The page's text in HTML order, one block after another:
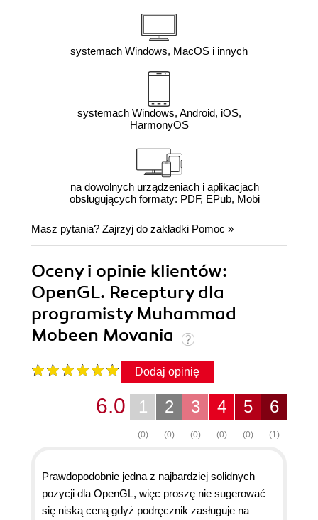
systemach Windows, MacOS i innych
systemach Windows, Android, iOS,
HarmonyOS
na dowolnych urządzeniach i aplikacjach
obsługujących formaty: PDF, EPub, Mobi
Masz pytania? Zajrzyj do zakładki Pomoc »
Oceny i opinie klientów:
OpenGL. Receptury dla
programisty Muhammad
Mobeen Movania
Dodaj opinię
6
(1)
5
(0)
4
(0)
3
(0)
2
(0)
1
(0)
6.0
Prawdopodobnie jedna z najbardziej solidnych
pozycji dla OpenGL, więc proszę nie sugerować
się niską ceną gdyż podręcznik zasługuje na